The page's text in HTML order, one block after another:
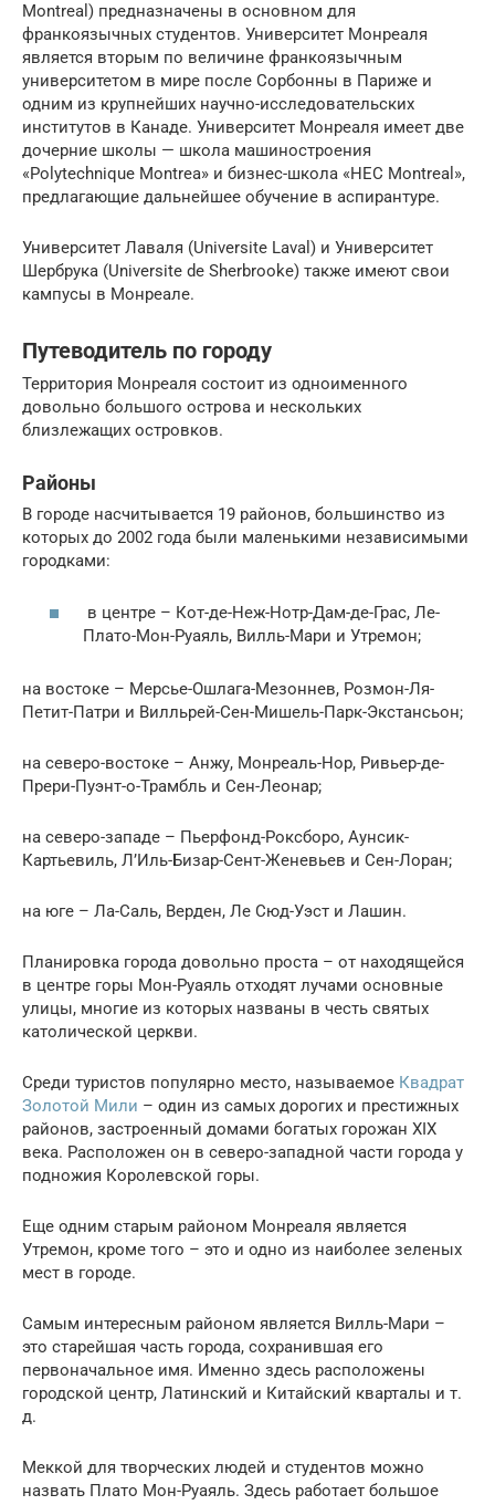
Montreal) предназначены в основном для
франкоязычных студентов. Университет Монреаля
является вторым по величине франкоязычным
университетом в мире после Сорбонны в Париже и
одним из крупнейших научно-исследовательских
институтов в Канаде. Университет Монреаля имеет две
дочерние школы — школа машиностроения
«Polytechnique Montrea» и бизнес-школа «HEC Montreal»,
предлагающие дальнейшее обучение в аспирантуре.
Университет Лаваля (Universite Laval) и Университет
Шербрука (Universite de Sherbrooke) также имеют свои
кампусы в Монреале.
Путеводитель по городу
Территория Монреаля состоит из одноименного
довольно большого острова и нескольких
близлежащих островков.
Районы
В городе насчитывается 19 районов, большинство из
которых до 2002 года были маленькими независимыми
городками:
в центре – Кот-де-Неж-Нотр-Дам-де-Грас, Ле-
Плато-Мон-Руаяль, Вилль-Мари и Утремон;
на востоке – Мерсье-Ошлага-Мезоннев, Розмон-Ля-
Петит-Патри и Вилльрей-Сен-Мишель-Парк-Экстансьон;
на северо-востоке – Анжу, Монреаль-Нор, Ривьер-де-
Прери-Пуэнт-о-Трамбль и Сен-Леонар;
на северо-западе – Пьерфонд-Роксборо, Аунсик-
Картьевиль, Л’Иль-Бизар-Сент-Женевьев и Сен-Лоран;
на юге – Ла-Саль, Верден, Ле Сюд-Уэст и Лашин.
Планировка города довольно проста – от находящейся
в центре горы Мон-Руаяль отходят лучами основные
улицы, многие из которых названы в честь святых
католической церкви.
Среди туристов популярно место, называемое Квадрат
Золотой Мили – один из самых дорогих и престижных
районов, застроенный домами богатых горожан XIX
века. Расположен он в северо-западной части города у
подножия Королевской горы.
Еще одним старым районом Монреаля является
Утремон, кроме того – это и одно из наиболее зеленых
мест в городе.
Самым интересным районом является Вилль-Мари –
это старейшая часть города, сохранившая его
первоначальное имя. Именно здесь расположены
городской центр, Латинский и Китайский кварталы и т.
д.
Меккой для творческих людей и студентов можно
назвать Плато Мон-Руаяль. Здесь работает большое